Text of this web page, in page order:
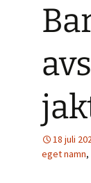
18 juli
eget namn,